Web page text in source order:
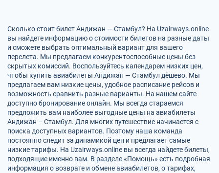
Сколько стоит билет Андижан — Стамбул? На Uzairways.online
вы найдете информацию о стоимости билетов на разные даты
и сможете выбрать оптимальный вариант для вашего
перелета. Мы предлагаем конкурентоспособные цены без
скрытых комиссий. Воспользуйтесь календарем низких цен,
чтобы купить авиабилеты Андижан — Стамбул дёшево. Мы
предлагаем вам низкие цены, удобное расписание рейсов и
возможность сравнить разные варианты. На нашем сайте
доступно бронирование онлайн. Мы всегда стараемся
предложить вам наиболее выгодные цены на авиабилеты
Андижан – Стамбул. Для многих путешествие начинается с
поиска доступных вариантов. Поэтому наша команда
постоянно следит за динамикой цен и предлагает самые
низкие тарифы. На Uzairways.online вы всегда найдете билеты,
подходящие именно вам. В разделе «Помощь» есть подробная
информация о возврате и обмене авиабилетов, о тарифах,